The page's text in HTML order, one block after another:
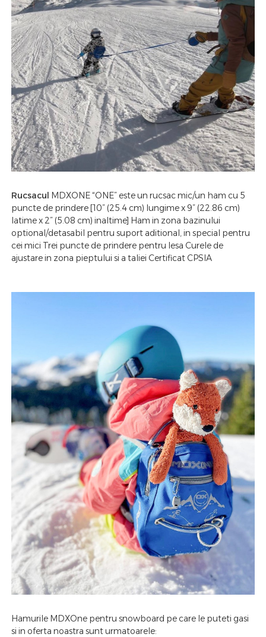
Rucsacul MDXONE “ONE” este un rucsac mic/un ham cu 5
puncte de prindere [10” (25.4 cm) lungime x 9” (22.86 cm)
latime x 2” (5.08 cm) inaltime] Ham in zona bazinului
optional/detasabil pentru suport aditional, in special pentru
cei mici Trei puncte de prindere pentru lesa Curele de
ajustare in zona pieptului si a taliei Certificat CPSIA
Hamurile MDXOne pentru snowboard pe care le puteti gasi
si in oferta noastra sunt urmatoarele: